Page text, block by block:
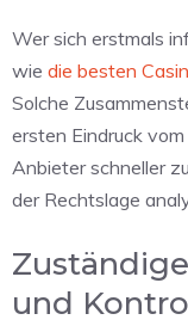
Wer sich erstmals
wie die besten
Solche
ersten Eindruck
Anbieter schneller
der Rechtslage
und